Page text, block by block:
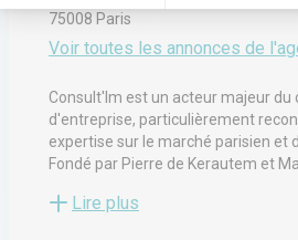
Axeptio consent
Plateforme de Gestion du Consentement
Notre plateforme vous permet d'adapter
75008 Paris
Voir toutes les annonces de
Consult'Im est un acteur majeur du
d'entreprise, particulièrement
expertise sur le marché parisien et
Fondé par Pierre de Kerautem et
visant à simplifier la recherche de
Lire plus